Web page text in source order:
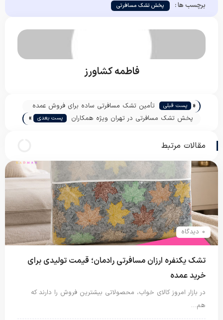
برچسب ها : پخش تشک مسافرتی
فاطمه کشاورز
« پست قبلی
تأمین تشک مسافرتی ساده برای فروش عمده
پخش تشک مسافرتی در تهران ویژه همکاران
پست بعدی »
مقالات مرتبط
0 دیدگاه
تشک یکنفره ارزان مسافرتی رادمان؛ قیمت تولیدی برای
خرید عمده
در بازار امروز کالای خواب، محصولاتی بیشترین فروش را دارند که
هم…